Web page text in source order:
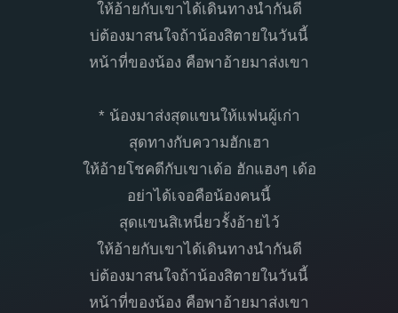
ให้อ้ายกับเขาได้เดินทางนำกันดี
บ่ต้องมาสนใจถ้าน้องสิตายในวันนี้
หน้าที่ของน้อง คือพาอ้ายมาส่งเขา
* น้องมาส่งสุดแขนให้แฟนผู้เก่า
สุดทางกับความฮักเฮา
ให้อ้ายโชคดีกับเขาเด้อ ฮักแฮงๆ เด้อ
อย่าได้เจอคือน้องคนนี้
สุดแขนสิเหนี่ยวรั้งอ้ายไว้
ให้อ้ายกับเขาได้เดินทางนำกันดี
บ่ต้องมาสนใจถ้าน้องสิตายในวันนี้
หน้าที่ของน้อง คือพาอ้ายมาส่งเขา